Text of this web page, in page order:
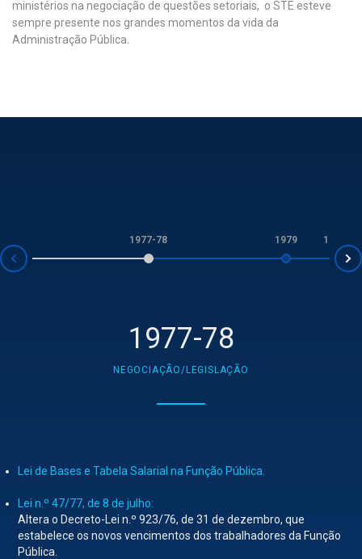
ministérios na negociação de questões setoriais, o STE esteve
sempre presente nos grandes momentos da vida da
Administração Pública.
1977-78 1979 1980
1977-78
NEGOCIAÇÃO/LEGISLAÇÃO
Lei de Bases e Tabela Salarial na Função Pública.
Lei n.º 47/77, de 8 de julho:
Altera o Decreto-Lei n.º 923/76, de 31 de dezembro, que
estabelece os novos vencimentos dos trabalhadores da Função
Pública.